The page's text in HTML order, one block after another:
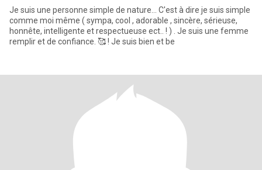
Je suis une personne simple de nature... C'est à dire je suis simple
comme moi même ( sympa, cool , adorable , sincère, sérieuse,
honnête, intelligente et respectueuse ect.. ! ) . Je suis une femme
remplir et de confiance. 🥰 ! Je suis bien et be